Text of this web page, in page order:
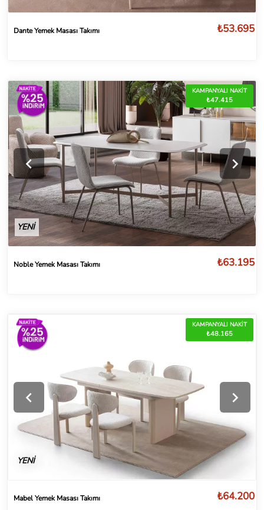
Dante Yemek Masası Takımı ₺53.695
KAMPANYALI NAKİT
₺47.415
YENİ
Noble Yemek Masası Takımı ₺63.195
KAMPANYALI NAKİT
₺48.165
YENİ
Mabel Yemek Masası Takımı ₺64.200